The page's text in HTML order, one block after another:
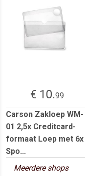
€ 10.99
Carson Zakloep WM-
01 2,5x Creditcard-
formaat Loep met 6x
Spo...
Meerdere shops